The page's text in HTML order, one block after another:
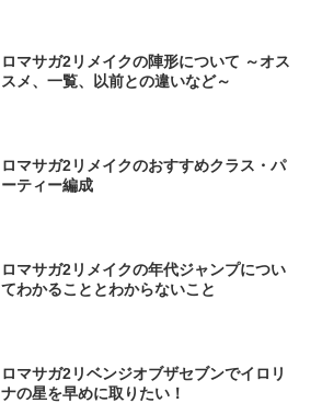
ロマサガ2リメイクの陣形について ～オス
スメ、一覧、以前との違いなど～
ロマサガ2リメイクのおすすめクラス・パ
ーティー編成
ロマサガ2リメイクの年代ジャンプについ
てわかることとわからないこと
ロマサガ2リベンジオブザセブンでイロリ
ナの星を早めに取りたい！